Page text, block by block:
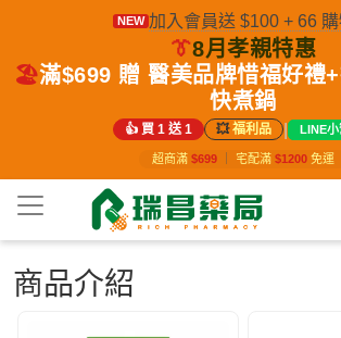
NEW 加入會員送 $100 + 66
👔8月孝親特惠
🏖️滿$699 贈 醫美品牌惜福好禮
快煮鍋
👍 買 1 送 1 💥福利品 | LINE小
超商滿 $699 宅配滿 $1200 免運
商品介紹